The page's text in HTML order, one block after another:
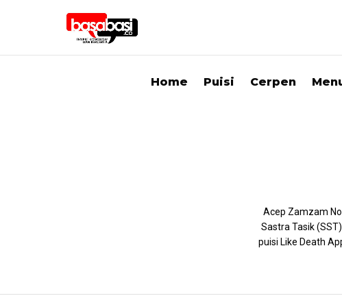
Home Puisi Cerpen
Acep Zamzam
Sastra Tasik
puisi Like Death